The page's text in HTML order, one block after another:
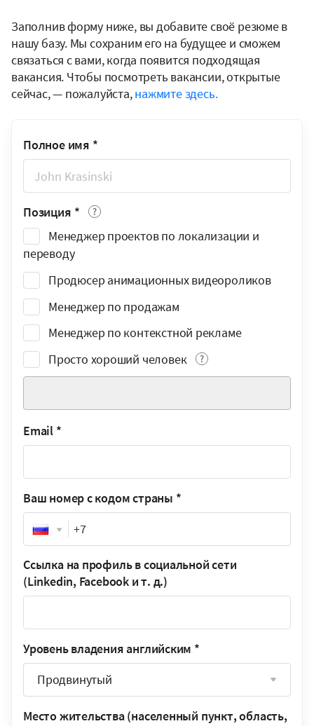
Заполнив форму ниже, вы добавите своё резюме в
нашу базу. Мы сохраним его на будущее и сможем
связаться с вами, когда появится подходящая
вакансия. Чтобы посмотреть вакансии, открытые
сейчас, — пожалуйста,нажмите здесь.
Полное имя *
Позиция *
Менеджер проектов по локализации и
переводу
Продюсер анимационных видеороликов
Менеджер по продажам
Менеджер по контекстной рекламе
Просто хороший человек
Email *
Ваш номер с кодом страны *
Phone
Ссылка на профиль в социальной сети
(Linkedin, Facebook и т. д.)
Уровень владения английским *
Продвинутый
Место жительства (населенный пункт, область,